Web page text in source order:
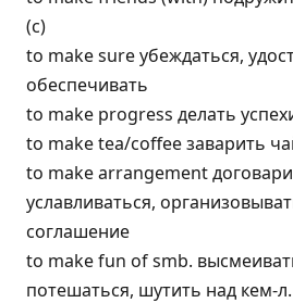
(с)
to make sure убеждаться,
обеспечивать
to make progress делать
to make tea/coffee заварить
to make arrangement
уславливаться,
соглашение
to make fun of smb.
потешаться, шутить над кем-л.